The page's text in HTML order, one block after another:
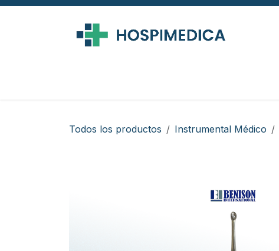
Ir al contenido
Todos los productos Instrumental Médico